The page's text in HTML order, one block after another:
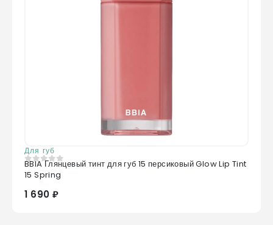
Для губ
0из 5
BBIA Глянцевый тинт для губ 15 персиковый Glow Lip Tint
15 Spring
1 690 ₽